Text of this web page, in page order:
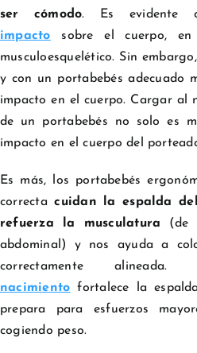
ser cómodo. Es evidente
impacto sobre el cuerpo, en
musculoesquelético. Sin
y con un portabebés adecuado
impacto en el cuerpo. Cargar al
de un portabebés no solo es
impacto en el cuerpo del
Es más, los portabebés
correctacuidan la espalda
refuerza la musculatura (de
abdominal) y nos ayuda a
correctamente alineada.
nacimiento fortalece la
prepara para esfuerzos
cogiendo peso.